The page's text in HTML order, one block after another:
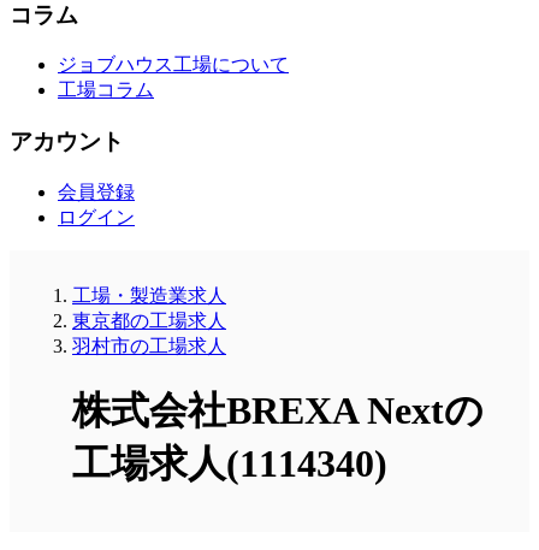
コラム
ジョブハウス工場について
工場コラム
アカウント
会員登録
ログイン
工場・製造業求人
東京都の工場求人
羽村市の工場求人
株式会社BREXA Nextの
工場求人(1114340)